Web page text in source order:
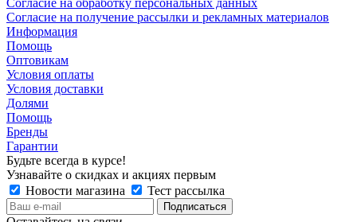
Согласие на получение рассылки и рекламных материалов
Информация
Помощь
Оптовикам
Условия оплаты
Условия доставки
Долями
Помощь
Бренды
Гарантии
Будьте всегда в курсе!
Узнавайте о скидках и акциях первым
Новости магазина
Тест рассылка